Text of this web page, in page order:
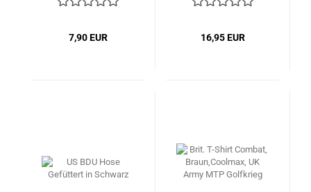
7,90 EUR 16,95 EUR